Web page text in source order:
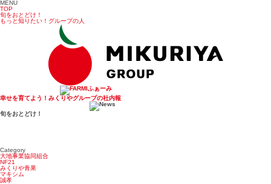
MENU
TOP
旬をおとどけ！
もっと知りたい！グループの人
幸せを育てよう！みくりやグループの社内報
旬をおとどけ！
Category
大地事業協同組合
NF21
みくりや青果
マキシム
誠孝